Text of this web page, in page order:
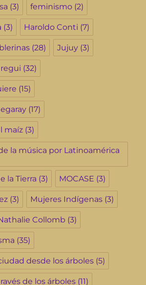
(3) feminismo (2)
(3) Haroldo Conti (7)
(28) Jujuy (3)
(32)
(15)
(17)
maíz (3)
la música por Latinoamérica
la Tierra (3) MOCASE (3)
(3) Mujeres Indígenas (3)
Collomb (3)
(35)
desde los árboles (5)
de los árboles (11)